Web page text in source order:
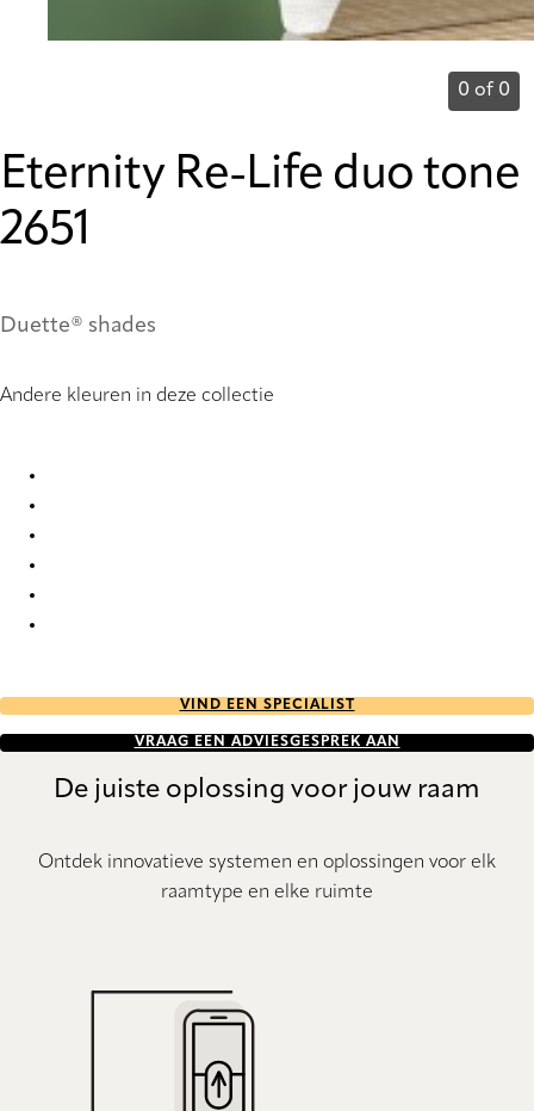
0 of 0
Eternity Re-Life duo tone
2651
Duette® shades
Andere kleuren in deze collectie
VIND EEN SPECIALIST
VRAAG EEN ADVIESGESPREK AAN
De juiste oplossing voor jouw raam
Ontdek innovatieve systemen en oplossingen voor elk
raamtype en elke ruimte